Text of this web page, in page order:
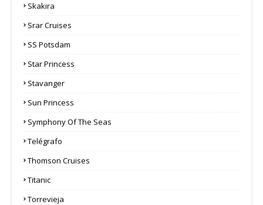
Skakira
Srar Cruises
SS Potsdam
Star Princess
Stavanger
Sun Princess
Symphony Of The Seas
Telégrafo
Thomson Cruises
Titanic
Torrevieja